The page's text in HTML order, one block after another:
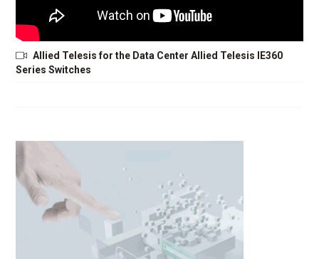
Allied Telesis for the Data Center Allied Telesis IE360
Series Switches